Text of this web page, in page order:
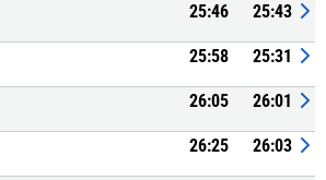
25:46 25:43
25:58 25:31
26:05 26:01
26:25 26:03